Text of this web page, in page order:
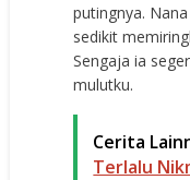
putingnya.
sedikit
Sengaja ia
mulutku.
Cerita
Terlalu